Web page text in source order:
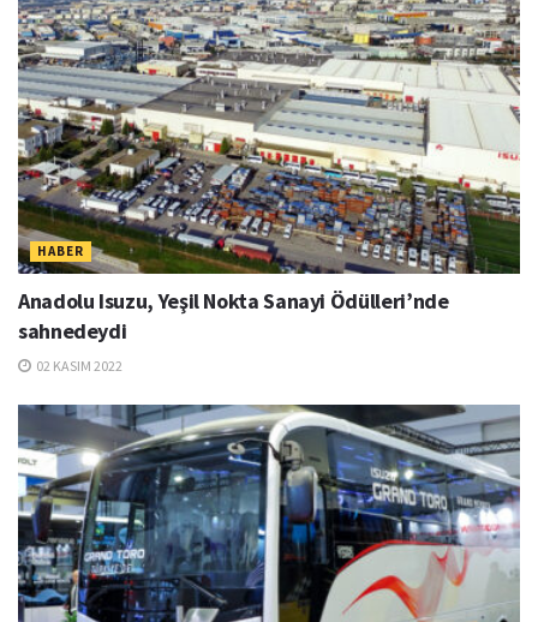
HABER
Anadolu Isuzu, Yeşil Nokta Sanayi Ödülleri’nde
sahnedeydi
02 KASIM 2022